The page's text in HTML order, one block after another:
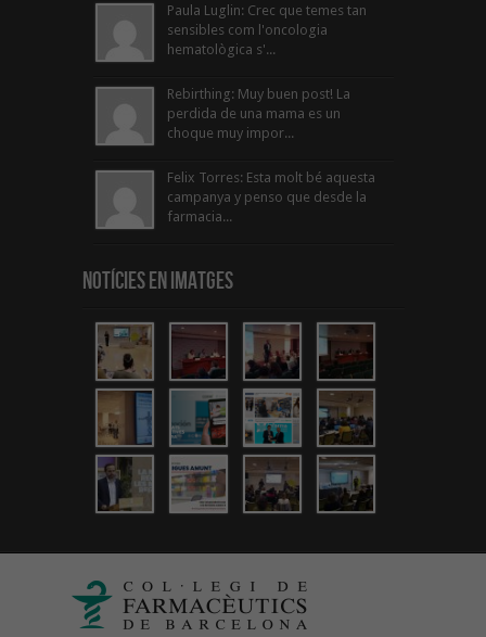
Paula Luglin: Crec que temes tan
sensibles com l'oncologia
hematològica s'...
Rebirthing: Muy buen post! La
perdida de una mama es un
choque muy impor...
Felix Torres: Esta molt bé aquesta
campanya y penso que desde la
farmacia...
Notícies en Imatges